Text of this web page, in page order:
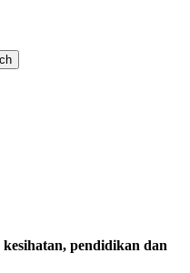
pendidikan dan